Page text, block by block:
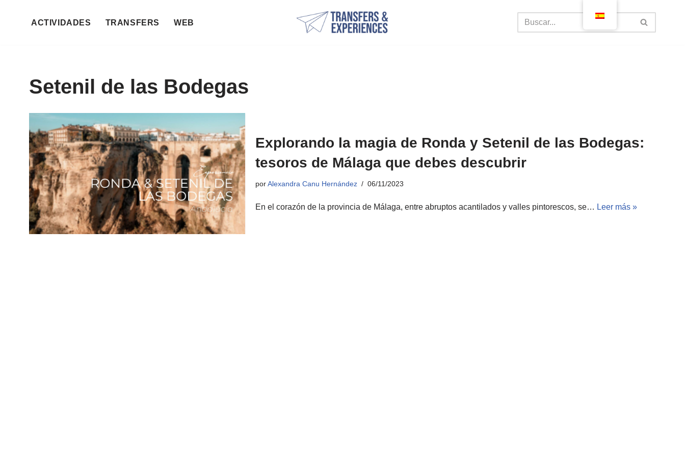
ACTIVIDADES TRANSFERS WEB
Setenil de las Bodegas
Explorando la magia de Ronda y Setenil de las Bodegas:
tesoros de Málaga que debes descubrir
porAlexandra Canu Hernández 06/11/2023
En el corazón de la provincia de Málaga, entre abruptos acantilados y valles pintorescos, se… Leer más »